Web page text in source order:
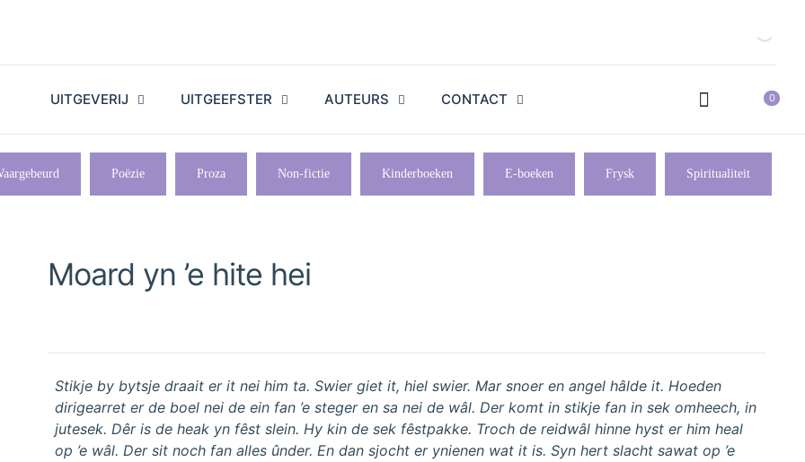
UITGEVERIJ UITGEEFSTER AUTEURS CONTACT 0
Poëzie Proza Non-fictie Kinderboeken E-boeken Frysk Spiritualiteit
Moard yn ’e hite hei
Stikje by bytsje draait er it nei him ta. Swier giet it, hiel swier. Mar snoer en angel hâlde it. Hoeden
dirigearret er de boel nei de ein fan ’e steger en sa nei de wâl. Der komt in stikje fan in sek omheech, in
jutesek. Dêr is de heak yn fêst slein. Hy kin de sek fêstpakke. Troch de reidwâl hinne hyst er him heal
op ’e wâl. Der sit noch fan alles ûnder. En dan sjocht er ynienen wat it is. Syn hert slacht sawat op ’e